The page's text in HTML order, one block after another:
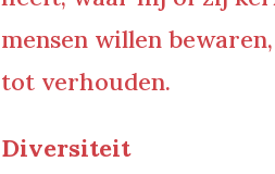
mensen willen
tot verhouden.
Diversiteit